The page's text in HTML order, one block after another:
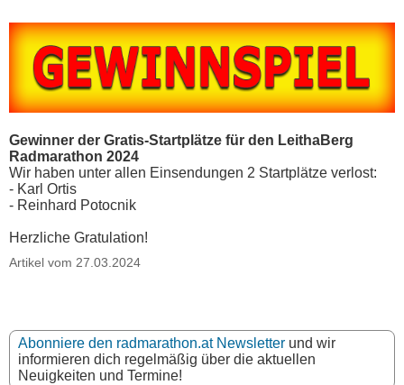
Gewinner der Gratis-Startplätze für den LeithaBerg
Radmarathon 2024
Wir haben unter allen Einsendungen 2 Startplätze verlost:
- Karl Ortis
- Reinhard Potocnik
Herzliche Gratulation!
Artikel vom 27.03.2024
Abonniere den radmarathon.at Newsletter und wir
informieren dich regelmäßig über die aktuellen
Neuigkeiten und Termine!